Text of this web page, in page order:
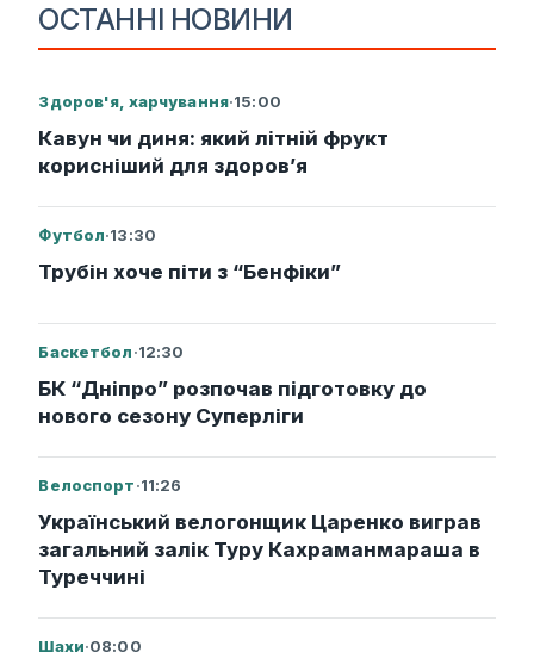
ОСТАННІ НОВИНИ
Здоров'я, харчування·15:00
Кавун чи диня: який літній фрукт
корисніший для здоров’я
Футбол·13:30
Трубін хоче піти з “Бенфіки”
Баскетбол·12:30
БК “Дніпро” розпочав підготовку до
нового сезону Суперліги
Велоспорт·11:26
Український велогонщик Царенко виграв
загальний залік Туру Кахраманмараша в
Туреччині
Шахи·08:00